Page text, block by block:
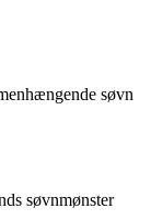
søvn
søvnmønster